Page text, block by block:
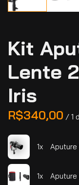
Kit
Lente
Iris
/